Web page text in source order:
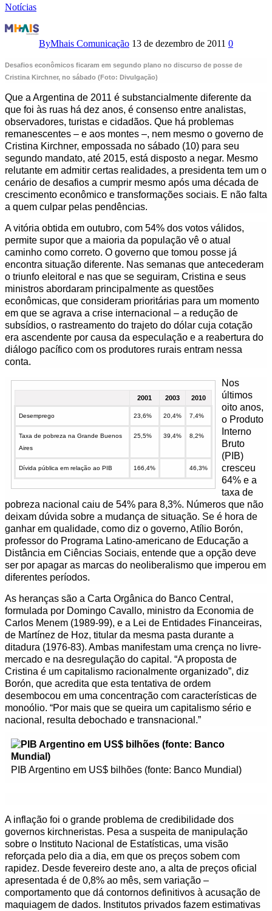
Notícias
Uma
década
após
crise
de
2001,
pobreza
na
Argentina
cai
de
54%
para
8,3%
ByMhais Comunicação 13 de dezembro de 2011 0
Desafios econômicos ficaram em segundo plano no discurso de posse de
Cristina Kirchner, no sábado (Foto: Divulgação)
Que a Argentina de 2011 é substancialmente diferente da
que foi às ruas há dez anos, é consenso entre analistas,
observadores, turistas e cidadãos. Que há problemas
remanescentes – e aos montes –, nem mesmo o governo de
Cristina Kirchner, empossada no sábado (10) para seu
segundo mandato, até 2015, está disposto a negar. Mesmo
relutante em admitir certas realidades, a presidenta tem um o
cenário de desafios a cumprir mesmo após uma década de
crescimento econômico e transformações sociais. E não falta
a quem culpar pelas pendências.
A vitória obtida em outubro, com 54% dos votos válidos,
permite supor que a maioria da população vê o atual
caminho como correto. O governo que tomou posse já
encontra situação diferente. Nas semanas que antecederam
o triunfo eleitoral e nas que se seguiram, Cristina e seus
ministros abordaram principalmente as questões
econômicas, que consideram prioritárias para um momento
em que se agrava a crise internacional – a redução de
subsídios, o rastreamento do trajeto do dólar cuja cotação
era ascendente por causa da especulação e a reabertura do
diálogo pacífico com os produtores rurais entram nessa
conta.
2001 2003 2010
Desemprego 23,6% 20,4% 7,4%
Taxa de pobreza na Grande Buenos
Aires
25,5% 39,4% 8,2%
Dívida pública em relação ao PIB 166,4% 46,3%
Nos
últimos
oito anos,
o Produto
Interno
Bruto
(PIB)
cresceu
64% e a
taxa de
pobreza nacional caiu de 54% para 8,3%. Números que não
deixam dúvida sobre a mudança de situação. Se é hora de
ganhar em qualidade, como diz o governo, Atílio Borón,
professor do Programa Latino-americano de Educação a
Distância em Ciências Sociais, entende que a opção deve
ser por apagar as marcas do neoliberalismo que imperou em
diferentes períodos.
As heranças são a Carta Orgânica do Banco Central,
formulada por Domingo Cavallo, ministro da Economia de
Carlos Menem (1989-99), e a Lei de Entidades Financeiras,
de Martínez de Hoz, titular da mesma pasta durante a
ditadura (1976-83). Ambas manifestam uma crença no livre-
mercado e na desregulação do capital. “A proposta de
Cristina é um capitalismo racionalmente organizado”, diz
Borón, que acredita que esta tentativa de ordem
desembocou em uma concentração com características de
monoólio. “Por mais que se queira um capitalismo sério e
nacional, resulta debochado e transnacional.”
PIB Argentino em US$ bilhões (fonte: Banco Mundial)
A inflação foi o grande problema de credibilidade dos
governos kirchneristas. Pesa a suspeita de manipulação
sobre o Instituto Nacional de Estatísticas, uma visão
reforçada pelo dia a dia, em que os preços sobem com
rapidez. Desde fevereiro deste ano, a alta de preços oficial
apresentada é de 0,8% ao mês, sem variação –
comportamento que dá contornos definitivos à acusação de
maquiagem de dados. Institutos privados fazem estimativas